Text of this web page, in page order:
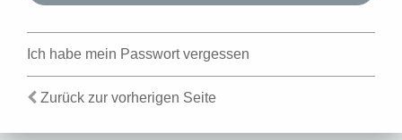
Ich habe mein Passwort vergessen
Zurück zur vorherigen Seite